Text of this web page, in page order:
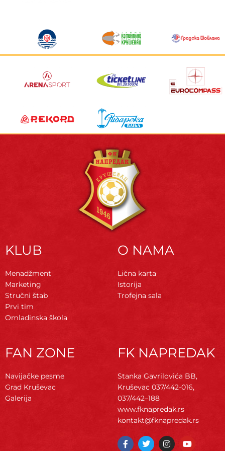
KLUB
Menadžment
Marketing
Stručni štab
Prvi tim
Omladinska škola
O NAMA
Lična karta
Istorija
Trofejna sala
FAN ZONE
Navijačke pesme
Grad Kruševac
Galerija
FK NAPREDAK
Stanka Gavrilovića BB,
Kruševac 037/442-016,
037/442–188
www.fknapredak.rs
kontakt@fknapredak.rs
F
a
T
w
I
n
Y
o